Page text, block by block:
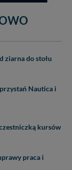
ziarna do stołu
Nautica i
kursów
praca i